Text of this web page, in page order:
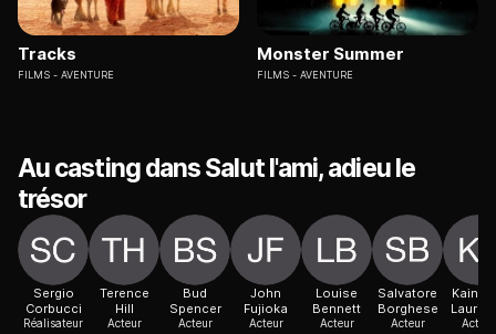
Tracks
FILMS AVENTURE
Monster Summer
FILMS AVENTURE
Au casting dans Salut l'ami, adieu le
trésor
Sergio
Corbucci
Réalisateur
Terence
Hill
Acteur
Bud
Spencer
Acteur
John
Fujioka
Acteur
Louise
Bennett
Acteur
Salvatore
Borghese
Acteur Acteur